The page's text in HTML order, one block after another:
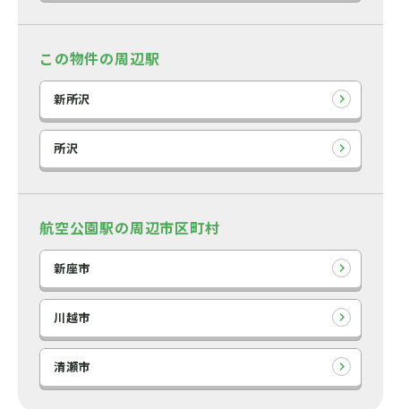
この物件の周辺駅
新所沢
所沢
航空公園駅の周辺市区町村
新座市
川越市
清瀬市